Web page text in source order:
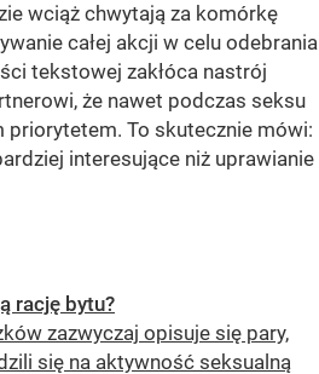
wciąż chwytają za komórkę
całej akcji w celu odebrania
tekstowej zakłóca nastrój
że nawet podczas seksu
priorytetem. To skutecznie mówi:
interesujące niż uprawianie
rację bytu?
zazwyczaj opisuje się pary,
się na aktywność seksualną